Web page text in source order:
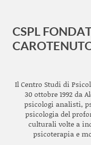
CSPL
Il Centro Studi di
30 ottobre 1992 da
psicologi analisti,
psicologia del
culturali volte a
psicoterapia e